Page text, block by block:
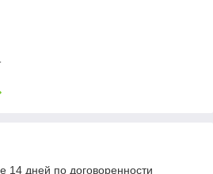
14 дней по договоренности